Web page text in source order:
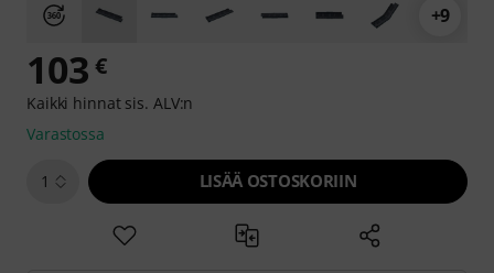
+9
103 €
Kaikki hinnat sis. ALV:n
Varastossa
1 LISÄÄ OSTOSKORIIN